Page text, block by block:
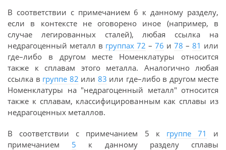
В соответствии с примечанием 6 к данному разделу,
если в контексте не оговорено иное (например, в
случае легированных сталей), любая ссылка на
недрагоценный металл в группах 72 – 76 и 78 – 81 или
где–либо в другом месте Номенклатуры относится
также к сплавам этого металла. Аналогично любая
ссылка в группе 82 или 83 или где–либо в другом месте
Номенклатуры на "недрагоценный металл" относится
также к сплавам, классифицированным как сплавы из
недрагоценных металлов.
В соответствии с примечанием 5 к группе 71
и
примечанием 5 к данному разделу сплавы